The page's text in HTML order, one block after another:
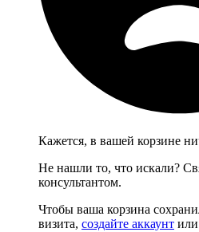
Кажется, в вашей корзине
Не нашли то, что искали?
консультантом.
Чтобы ваша корзина
визита, создайте аккаунт или